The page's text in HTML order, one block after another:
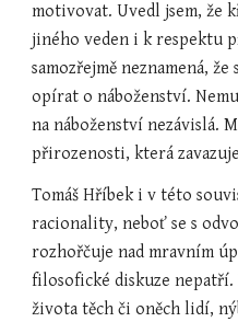
motivovat. Uvedl jsem, že
jiného veden i k respektu
samozřejmě neznamená,
opírat o náboženství.
na náboženství nezávislá.
přirozenosti, která
Tomáš Hříbek i v této
racionality, neboť se s
rozhořčuje nad mravním
filosofické diskuze nepatří.
života těch či oněch lidí,